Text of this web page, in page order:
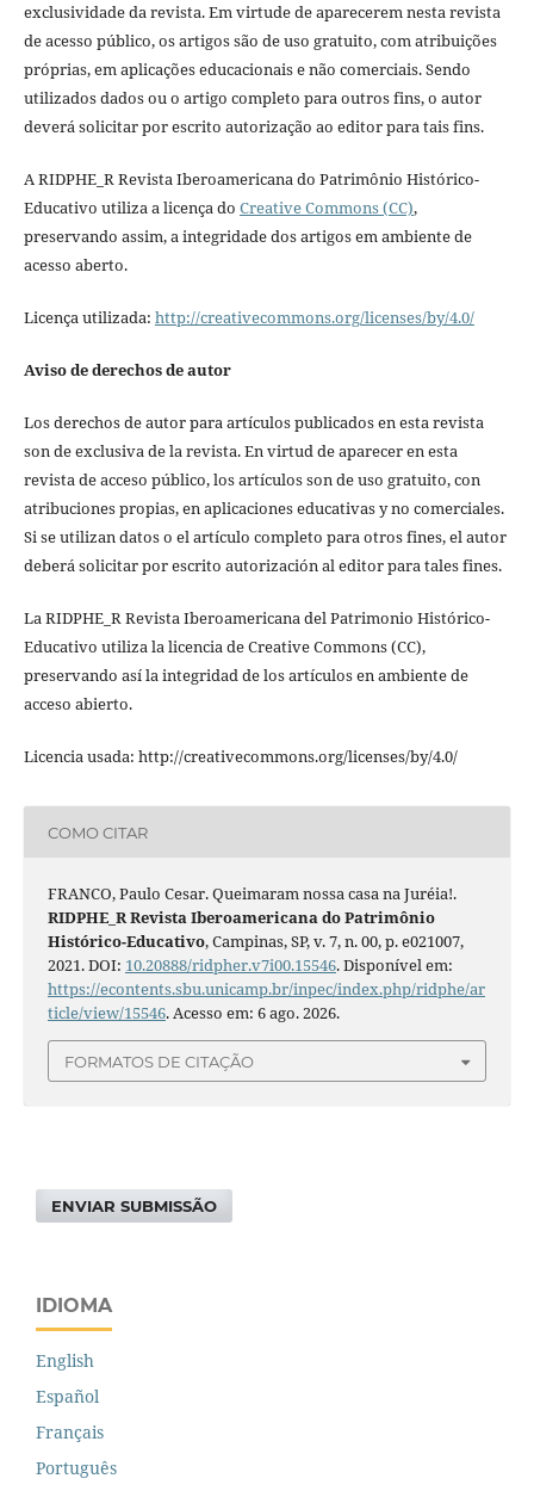
exclusividade da revista. Em virtude de aparecerem nesta revista
de acesso público, os artigos são de uso gratuito, com atribuições
próprias, em aplicações educacionais e não comerciais. Sendo
utilizados dados ou o artigo completo para outros fins, o autor
deverá solicitar por escrito autorização ao editor para tais fins.
A RIDPHE_R Revista Iberoamericana do Patrimônio Histórico-
Educativo utiliza a licença do Creative Commons (CC),
preservando assim, a integridade dos artigos em ambiente de
acesso aberto.
Licença utilizada: http://creativecommons.org/licenses/by/4.0/
Aviso de derechos de autor
Los derechos de autor para artículos publicados en esta revista
son de exclusiva de la revista. En virtud de aparecer en esta
revista de acceso público, los artículos son de uso gratuito, con
atribuciones propias, en aplicaciones educativas y no comerciales.
Si se utilizan datos o el artículo completo para otros fines, el autor
deberá solicitar por escrito autorización al editor para tales fines.
La RIDPHE_R Revista Iberoamericana del Patrimonio Histórico-
Educativo utiliza la licencia de Creative Commons (CC),
preservando así la integridad de los artículos en ambiente de
acceso abierto.
Licencia usada: http://creativecommons.org/licenses/by/4.0/
COMO CITAR
FRANCO, Paulo Cesar. Queimaram nossa casa na Juréia!.
RIDPHE_R Revista Iberoamericana do Patrimônio
Histórico-Educativo, Campinas, SP, v. 7, n. 00, p. e021007,
2021. DOI: 10.20888/ridpher.v7i00.15546. Disponível em:
https://econtents.sbu.unicamp.br/inpec/index.php/ridphe/ar
ticle/view/15546. Acesso em: 6 ago. 2026.
FORMATOS DE CITAÇÃO
ENVIAR SUBMISSÃO
IDIOMA
English
Español
Français
Português